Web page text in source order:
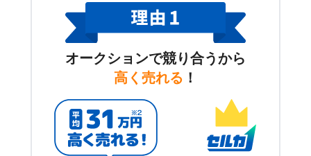
オークションで競り合うから
高く売れる ！